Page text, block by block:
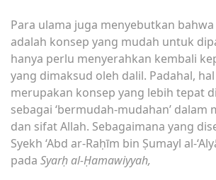
Para ulama juga menyebutkan
adalah konsep yang mudah untuk
hanya perlu menyerahkan kembali
yang dimaksud oleh dalil. Padahal,
merupakan konsep yang lebih tepat
sebagai ‘bermudah-mudahan’ dalam
dan sifat Allah. Sebagaimana yang
Syekh ‘Abd ar-Raḥīm bin Ṣumayl al-
pada Syarḥ al-Ḥamawiyyah,